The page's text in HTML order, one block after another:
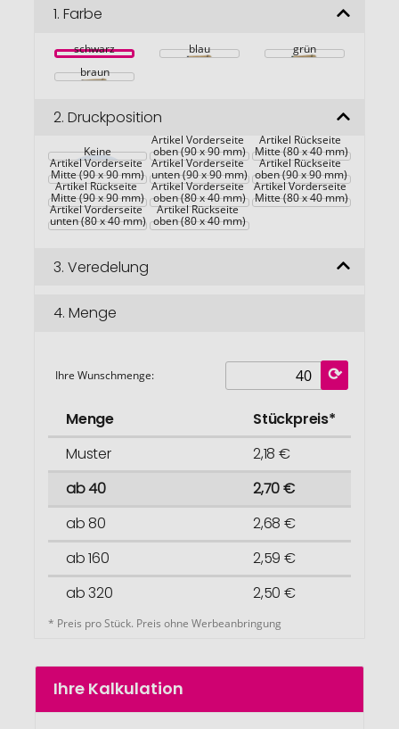
Bildgalerie
1. Farbe
schwarz blau
grün
braun
2. Druckposition
Keine
Artikel Vorderseite
oben (90 x 90 mm)
Artikel Rückseite
Mitte (80 x 40 mm)
Artikel Vorderseite
Mitte (90 x 90 mm)
Artikel Vorderseite
unten (90 x 90 mm)
Artikel Rückseite
oben (90 x 90 mm)
Artikel Rückseite
Mitte (90 x 90 mm)
Artikel Vorderseite
oben (80 x 40 mm)
Artikel Vorderseite
Mitte (80 x 40 mm)
Artikel Vorderseite
unten (80 x 40 mm)
Artikel Rückseite
oben (80 x 40 mm)
3. Veredelung
4. Menge
Ihre Wunschmenge:
Menge
Stückpreis*
Muster
2,18 €
ab 40
2,70 €
ab 80
2,68 €
ab 160
2,59 €
ab 320
2,50 €
* Preis pro Stück. Preis ohne Werbeanbringung
Ihre Kalkulation